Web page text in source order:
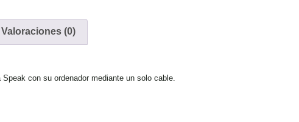
TurboHD de 8 Canales
/ Monitores
Directa
Redes
Valoraciones (0)
con su ordenador mediante un solo cable.